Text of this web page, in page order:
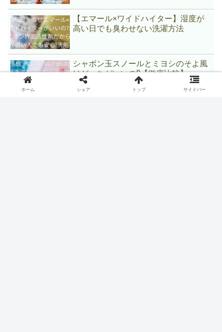
【エマール×ワイドハイター】湿度が
高い日でも臭わせない洗濯方法
シャボン玉スノールとミヨシのそよ風
はどっちがいいの⁉【徹底比較】
ホーム シェア トップ サイドバー